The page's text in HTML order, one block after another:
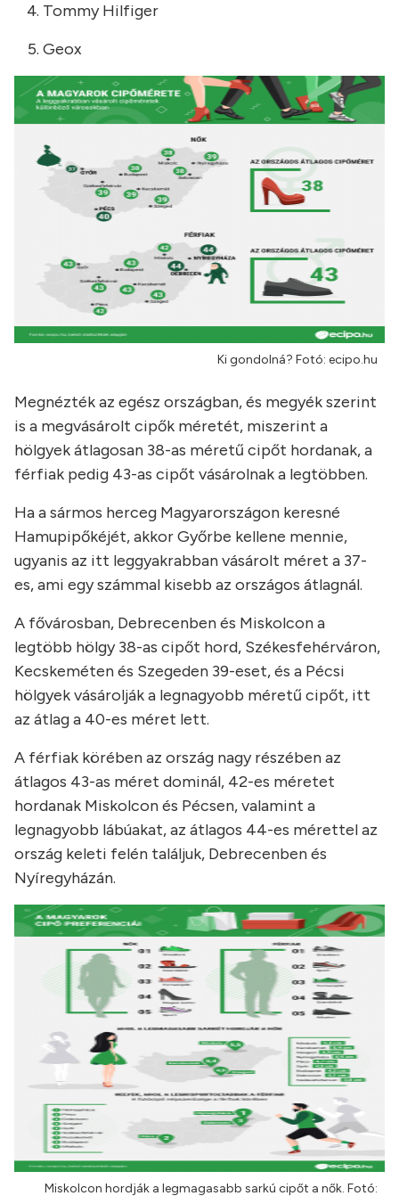
Tommy Hilfiger
Geox
Ki gondolná? Fotó: ecipo.hu
Megnézték az egész országban, és megyék szerint
is a megvásárolt cipők méretét, miszerint a
hölgyek átlagosan 38-as méretű cipőt hordanak, a
férfiak pedig 43-as cipőt vásárolnak a legtöbben.
Ha a sármos herceg Magyarországon keresné
Hamupipőkéjét, akkor Győrbe kellene mennie,
ugyanis az itt leggyakrabban vásárolt méret a 37-
es, ami egy számmal kisebb az országos átlagnál.
A fővárosban, Debrecenben és Miskolcon a
legtöbb hölgy 38-as cipőt hord, Székesfehérváron,
Kecskeméten és Szegeden 39-eset, és a Pécsi
hölgyek vásárolják a legnagyobb méretű cipőt, itt
az átlag a 40-es méret lett.
A férfiak körében az ország nagy részében az
átlagos 43-as méret dominál, 42-es méretet
hordanak Miskolcon és Pécsen, valamint a
legnagyobb lábúakat, az átlagos 44-es mérettel az
ország keleti felén találjuk, Debrecenben és
Nyíregyházán.
Miskolcon hordják a legmagasabb sarkú cipőt a nők. Fotó: